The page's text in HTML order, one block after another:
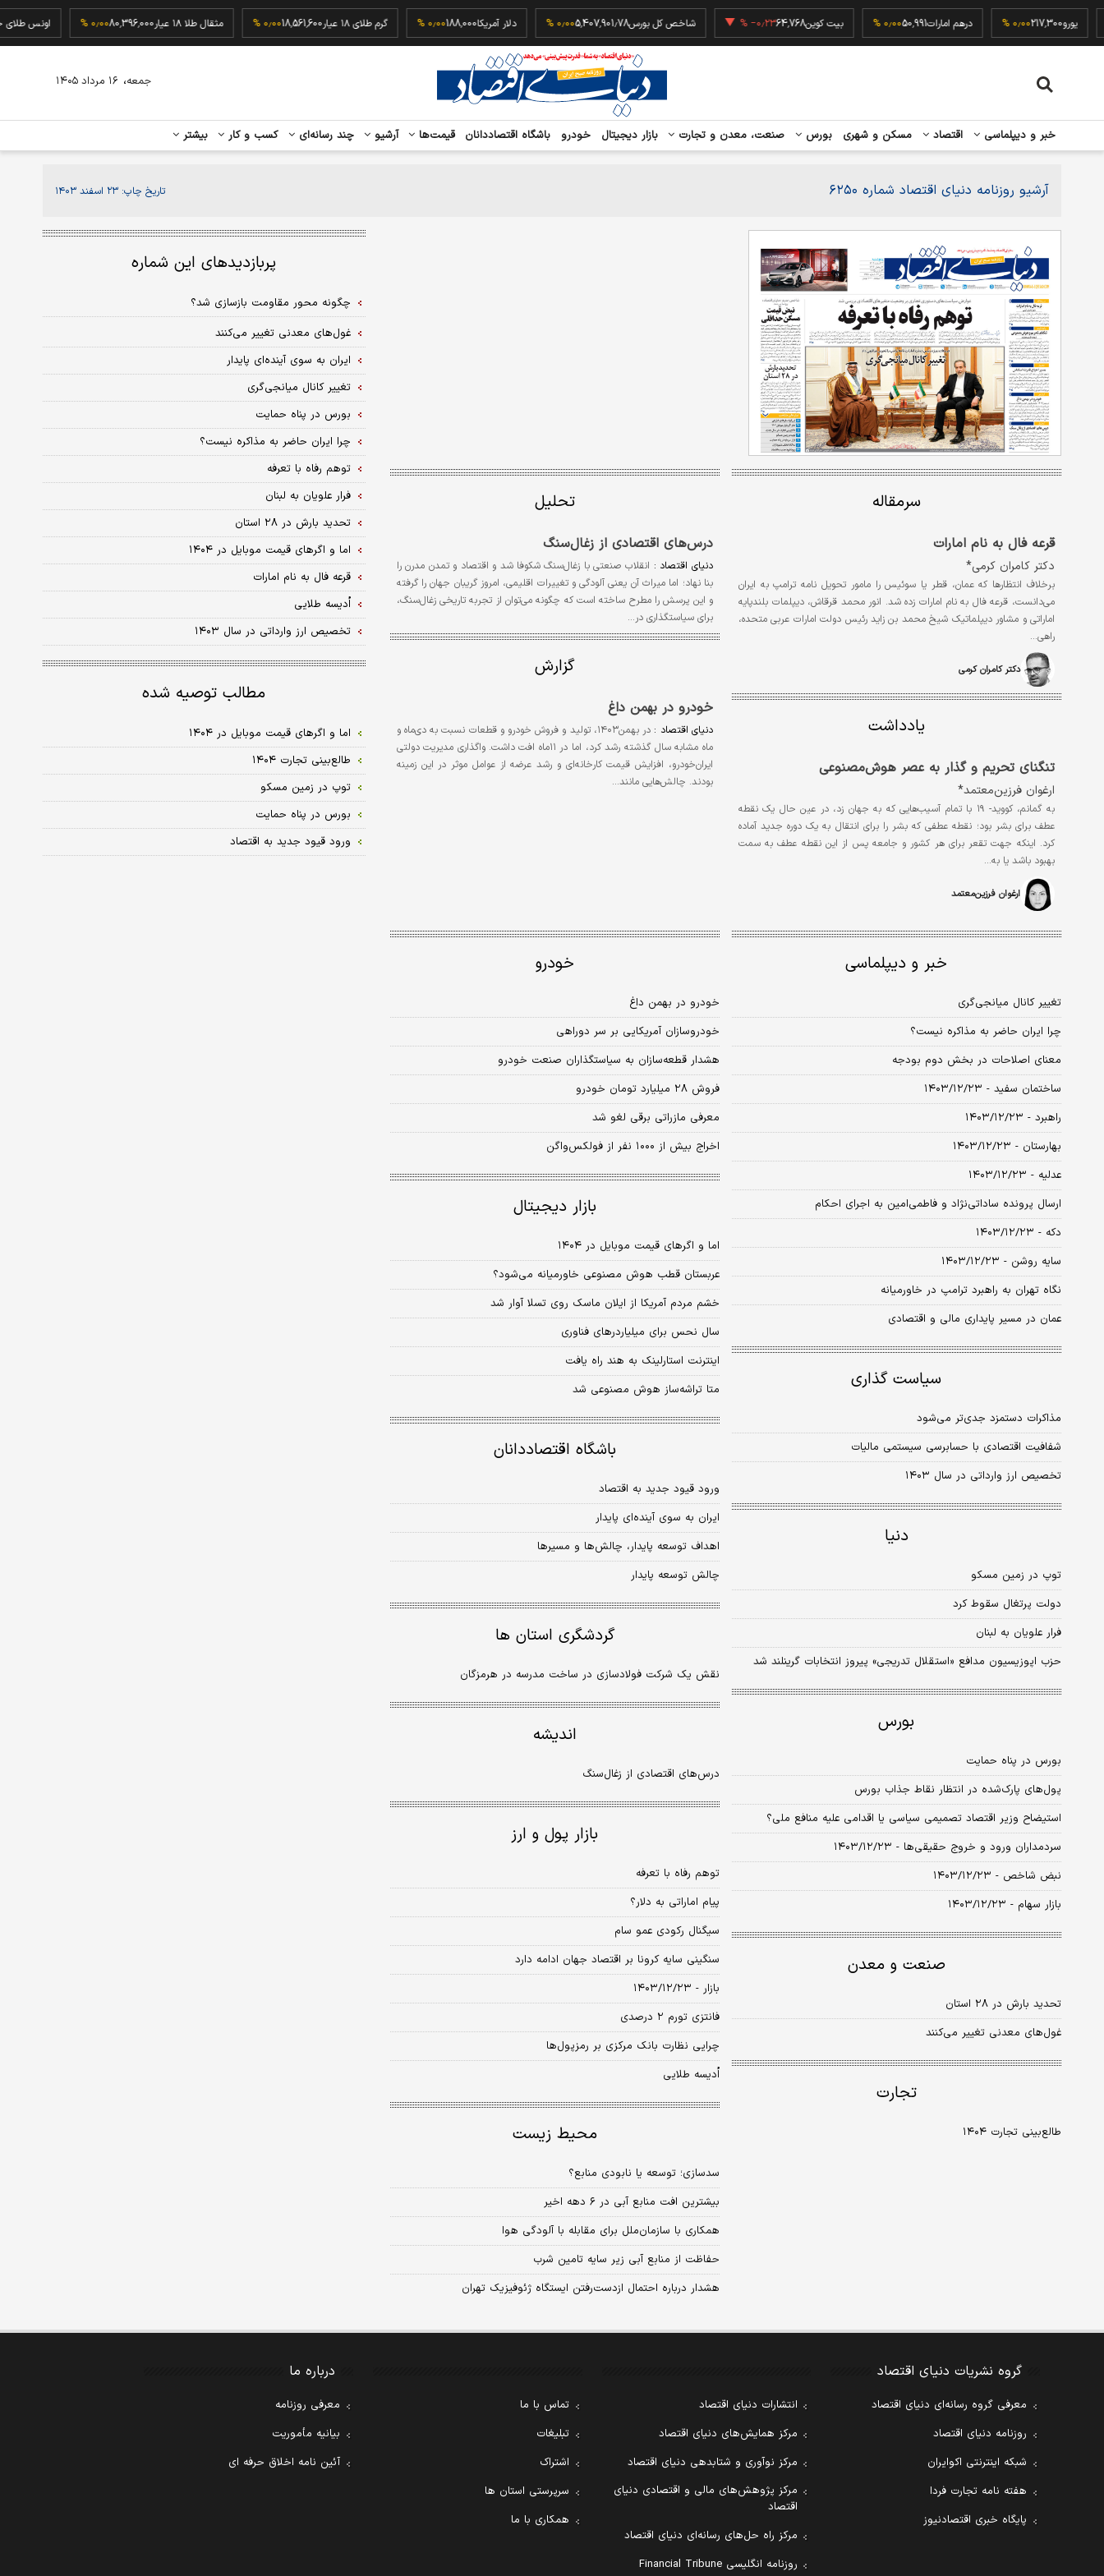
یورو217,300 ۰٫۰۰ % درهم امارات50,991 ۰٫۰۰ % بیت کوین64,768‎−۰٫۲۳ % شاخص کل بورس5,407,901.78 ۰٫۰۰ % دلار آمریکا188,000 ۰٫۰۰ % گرم طلای ۱۸ عیار 18,561,600 ۰٫۰۰ % مثقال طلا ۱۸ عیار 80,396,000 ۰٫۰۰ % اونس
خبر و دیپلماسی اقتصاد مسکن و شهری بورس صنعت، معدن و تجارت بازار دیجیتال خودرو باشگاه اقتصاددانان قیمت‌ها آرشیو چند رسانه‌ای کسب و کار بیشتر
جمعه، ۱۶ مرداد ۱۴۰۵
آرشیو روزنامه دنیای اقتصاد شماره ۶۲۵۰ تاریخ چاپ: ۲۳ اسفند ۱۴۰۳
سرمقاله
قرعه فال به نام امارات
دکتر کامران کرمی*
برخلاف انتظارها که عمان، قطر یا سوئیس را مامور تحویل نامه ترامپ به ایران
می‌دانست، قرعه فال به نام امارات زده شد. انور محمد قرقاش، دیپلمات بلندپایه
اماراتی و مشاور دیپلماتیک شیخ محمد بن زاید رئیس دولت امارات عربی متحده،
راهی…
دکتر کامران کرمی
یادداشت
تنگنای تحریم و گذار به عصر هوش‌مصنوعی
ارغوان فرزین‌معتمد*
به گمانم، کووید- ۱۹ با تمام آسیب‌هایی که به جهان زد، در عین حال یک نقطه
عطف برای بشر بود؛ نقطه عطفی که بشر را برای انتقال به یک دوره جدید آماده
کرد. اینکه جهت تقعر برای هر کشور و جامعه پس از این نقطه عطف به سمت
بهبود باشد یا به…
ارغوان فرزین‌معتمد
تحلیل
درس‌های اقتصادی از زغال‌سنگ
دنیای اقتصاد : انقلاب صنعتی با زغال‌سنگ شکوفا شد و اقتصاد و تمدن مدرن را
بنا نهاد؛ اما میراث آن یعنی آلودگی و تغییرات اقلیمی، امروز گریبان جهان را گرفته
و این پرسش را مطرح ساخته است که چگونه می‌توان از تجربه تاریخی زغال‌سنگ،
برای سیاستگذاری در…
گزارش
خودرو در بهمن داغ
دنیای اقتصاد :
در بهمن۱۴۰۳، تولید و فروش خودرو و قطعات نسبت به دی‌ماه و
‌ماه مشابه سال گذشته رشد کرد، اما در ۱۱ماه افت داشت. واگذاری مدیریت دولتی
ایران‌خودرو، افزایش قیمت کارخانه‌ای و رشد عرضه از عوامل موثر در این زمینه
بودند. چالش‌هایی مانند…
خبر و دیپلماسی
تغییر کانال میانجی‌گری
چرا ایران حاضر به مذاکره نیست؟
معنای اصلاحات در بخش دوم بودجه
ساختمان سفید - ۱۴۰۳/۱۲/۲۳
راهبرد - ۱۴۰۳/۱۲/۲۳
بهارستان - ۱۴۰۳/۱۲/۲۳
عدلیه - ۱۴۰۳/۱۲/۲۳
ارسال پرونده ساداتی‌نژاد و فاطمی‌امین به اجرای احکام
دکه - ۱۴۰۳/۱۲/۲۳
سایه روشن - ۱۴۰۳/۱۲/۲۳
نگاه تهران به راهبرد ترامپ در خاورمیانه
عمان در مسیر پایداری مالی و اقتصادی
سیاست گذاری
مذاکرات دستمزد جدی‌‌‌تر می‌شود
شفافیت اقتصادی با حسابرسی سیستمی مالیات
تخصیص ارز وارداتی در سال ۱۴۰۳
دنیا
توپ در زمین مسکو
دولت پرتغال سقوط کرد
فرار علویان به لبنان
حزب اپوزیسیون مدافع «استقلال تدریجی» پیروز انتخابات گرینلند شد
بورس
بورس در پناه حمایت
پول‌های پارک‌شده در انتظار نقاط جذاب بورس
استیضاح وزیر اقتصاد تصمیمی سیاسی یا اقدامی علیه منافع ملی؟
سردمداران ورود و خروج حقیقی‌ها - ۱۴۰۳/۱۲/۲۳
نبض شاخص - ۱۴۰۳/۱۲/۲۳
بازار سهام - ۱۴۰۳/۱۲/۲۳
صنعت و معدن
تحدید بارش در ۲۸ استان
غول‏‏‌های معدنی تغییر می‌کنند
تجارت
طالع‏‏‏‏‌بینی تجارت ۱۴۰۴
خودرو
خودرو در بهمن داغ
خودروسازان آمریکایی بر سر دوراهی
هشدار قطعه‌سازان به سیاستگذاران صنعت خودرو
فروش ۲۸ میلیارد تومان خودرو
معرفی مازراتی برقی لغو شد
اخراج بیش از ۱۰۰۰ نفر از فولکس‌‌‌واگن
بازار دیجیتال
اما و اگرهای قیمت موبایل در ۱۴۰۴
عربستان قطب هوش مصنوعی خاورمیانه می‌شود؟
خشم مردم آمریکا از ایلان ماسک روی تسلا آوار شد
سال نحس برای میلیاردرهای فناوری
اینترنت استارلینک به هند راه یافت
متا تراشه‌‌‌ساز هوش مصنوعی شد
باشگاه اقتصاددانان
ورود قیود جدید به اقتصاد
ایران به سوی آینده‌‌‌ای پایدار
اهداف توسعه پایدار، چالش‌‌‌ها و مسیرها
چالش توسعه پایدار
گردشگری استان ها
نقش یک شرکت فولادسازی در ساخت مدرسه در هرمزگان
اندیشه
درس‌های اقتصادی از زغال‌سنگ
بازار پول و ارز
توهم رفاه با تعرفه
پیام اماراتی به دلار؟
سیگنال رکودی عمو سام
سنگینی سایه کرونا بر اقتصاد جهان ادامه دارد
بازار - ۱۴۰۳/۱۲/۲۳
فانتزی تورم ۲ ‌درصدی
چرایی نظارت بانک مرکزی بر رمزپول‌ها
اُدیسه طلایی
محیط زیست
سدسازی؛ توسعه یا نابودی منابع؟
بیشترین افت منابع آبی در ۶ دهه ‌اخیر
همکاری با سازمان‌ملل برای مقابله با آلودگی هوا
حفاظت از منابع آبی زیر سایه تامین شرب
هشدار درباره احتمال ازدست‌رفتن ایستگاه ژئوفیزیک تهران
پربازدیدهای این شماره
چگونه محور مقاومت بازسازی شد؟
غول‏‏‌های معدنی تغییر می‌کنند
ایران به سوی آینده‌‌‌ای پایدار
تغییر کانال میانجی‌گری
بورس در پناه حمایت
چرا ایران حاضر به مذاکره نیست؟
توهم رفاه با تعرفه
فرار علویان به لبنان
تحدید بارش در ۲۸ استان
اما و اگرهای قیمت موبایل در ۱۴۰۴
قرعه فال به نام امارات
اُدیسه طلایی
تخصیص ارز وارداتی در سال ۱۴۰۳
مطالب توصیه شده
اما و اگرهای قیمت موبایل در ۱۴۰۴
طالع‏‏‏‏‌بینی تجارت ۱۴۰۴
توپ در زمین مسکو
بورس در پناه حمایت
ورود قیود جدید به اقتصاد
گروه نشریات دنیای اقتصاد
معرفی گروه رسانه‌ای دنیای اقتصاد
روزنامه دنیای اقتصاد
شبکه اینترنتی اکوایران
هفته نامه تجارت فردا
پایگاه خبری اقتصادنیوز
انتشارات دنیای اقتصاد
مرکز همایش‌های دنیای اقتصاد
مرکز نوآوری و شتابدهی دنیای اقتصاد
مرکز پژوهش‌های مالی و اقتصادی دنیای
اقتصاد
مرکز راه حل‌های رسانه‌ای دنیای اقتصاد
روزنامه انگلیسی Financial Tribune
تماس با ما
تبلیغات
اشتراک
سرپرستی استان ها
همکاری با ما
درباره ما
معرفی روزنامه
بیانیه مأموریت
آئین نامه اخلاق حرفه ای